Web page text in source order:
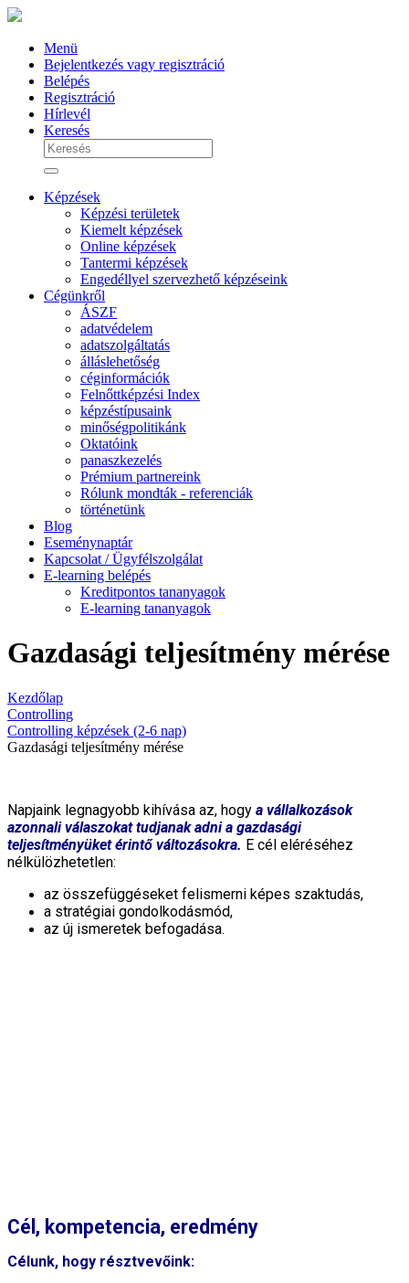
Menü
Bejelentkezés vagy regisztráció
Belépés
Regisztráció
Hírlevél
Keresés
Képzések
Képzési területek
Kiemelt képzések
Online képzések
Tantermi képzések
Engedéllyel szervezhető képzéseink
Cégünkről
ÁSZF
adatvédelem
adatszolgáltatás
álláslehetőség
céginformációk
Felnőttképzési Index
képzéstípusaink
minőségpolitikánk
Oktatóink
panaszkezelés
Prémium partnereink
Rólunk mondták - referenciák
történetünk
Blog
Eseménynaptár
Kapcsolat / Ügyfélszolgálat
E-learning belépés
Kreditpontos tananyagok
E-learning tananyagok
Gazdasági teljesítmény mérése
Kezdőlap
Controlling
Controlling képzések (2-6 nap)
Gazdasági teljesítmény mérése
Napjaink legnagyobb kihívása az, hogy a vállalkozások
azonnali válaszokat tudjanak adni a gazdasági
teljesítményüket érintő változásokra. E cél eléréséhez
nélkülözhetetlen:
az összefüggéseket felismerni képes szaktudás,
a stratégiai gondolkodásmód,
az új ismeretek befogadása.
Cél, kompetencia, eredmény
Célunk, hogy résztvevőink: